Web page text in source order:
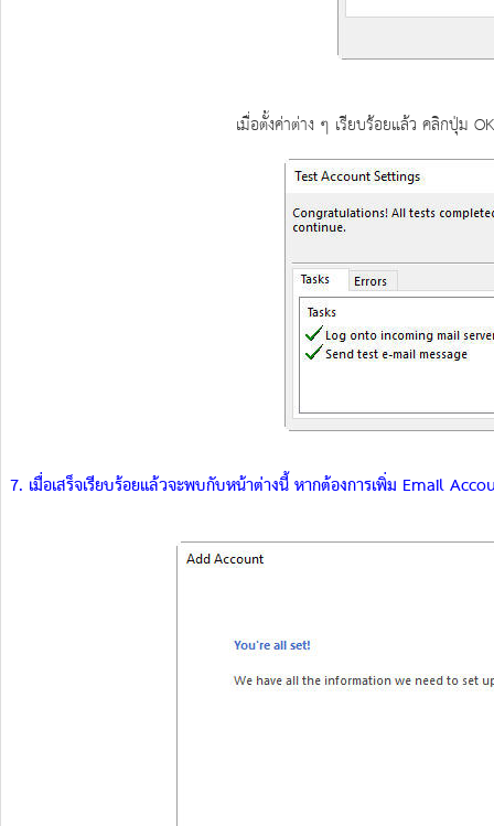
เมื่อตั้งค่าต่าง ๆ เรียบร้อยแล้ว คลิกปุ่ม
7. เมื่อเสร็จเรียบร้อยแล้วจะพบกับหน้าต่างนี้ หากต้องการเพิ่ม Email